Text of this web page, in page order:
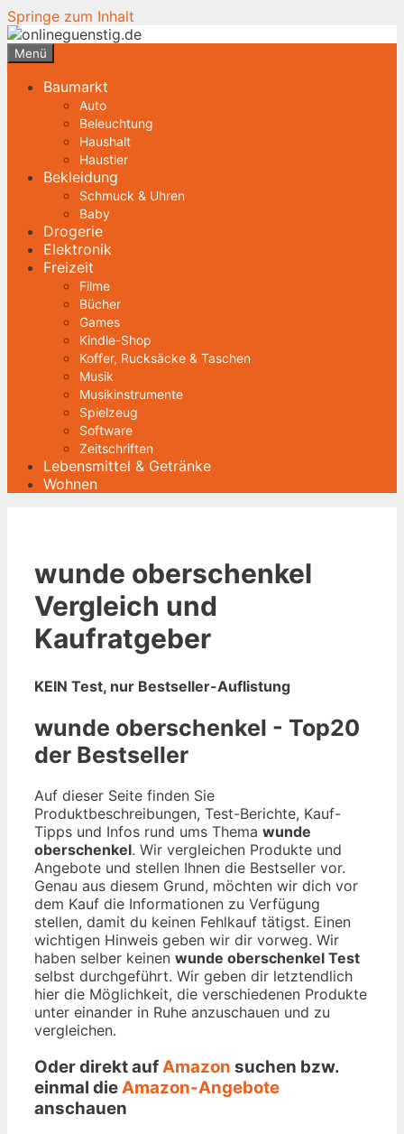
Springe zum Inhalt
Menü
Baumarkt
Auto
Beleuchtung
Haushalt
Haustier
Bekleidung
Schmuck & Uhren
Baby
Drogerie
Elektronik
Freizeit
Filme
Bücher
Games
Kindle-Shop
Koffer, Rucksäcke & Taschen
Musik
Musikinstrumente
Spielzeug
Software
Zeitschriften
Lebensmittel & Getränke
Wohnen
wunde oberschenkel
Vergleich und
Kaufratgeber
KEIN Test, nur Bestseller-Auflistung
wunde oberschenkel - Top20
der Bestseller
Auf dieser Seite finden Sie
Produktbeschreibungen, Test-Berichte, Kauf-
Tipps und Infos rund ums Thema wunde
oberschenkel. Wir vergleichen Produkte und
Angebote und stellen Ihnen die Bestseller vor.
Genau aus diesem Grund, möchten wir dich vor
dem Kauf die Informationen zu Verfügung
stellen, damit du keinen Fehlkauf tätigst. Einen
wichtigen Hinweis geben wir dir vorweg. Wir
haben selber keinen wunde oberschenkel Test
selbst durchgeführt. Wir geben dir letztendlich
hier die Möglichkeit, die verschiedenen Produkte
unter einander in Ruhe anzuschauen und zu
vergleichen.
Oder direkt aufAmazon suchen bzw.
einmal dieAmazon-Angebote
anschauen